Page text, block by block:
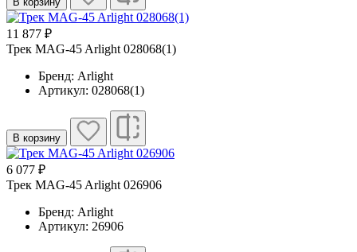
11 877 ₽
Трек MAG-45 Arlight 028068(1)
Бренд: Arlight
Артикул: 028068(1)
В корзину
6 077 ₽
Трек MAG-45 Arlight 026906
Бренд: Arlight
Артикул: 26906